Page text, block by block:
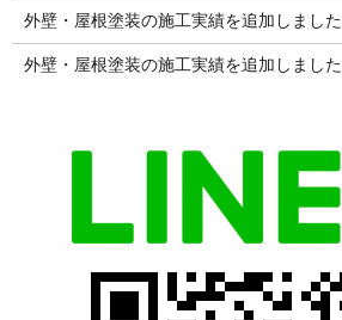
外壁・屋根塗装の施工実績を追加しました
外壁・屋根塗装の施工実績を追加しました